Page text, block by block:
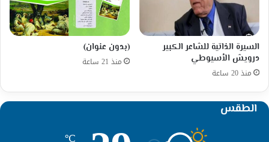
السيرة الذاتية للشاعر الكبير
درويش الأسيوطي
منذ 20 ساعة
(بدون عنوان)
منذ 21 ساعة
الطقس
℃